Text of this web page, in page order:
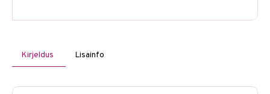
Kirjeldus Lisainfo